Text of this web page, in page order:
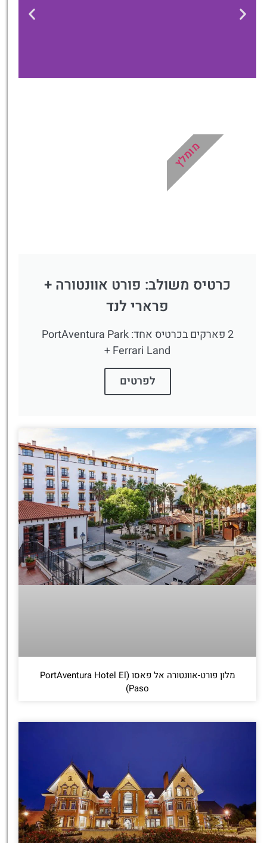
מומלץ?
לחצו
פה!
כרטיס משולב: פורט אוונטורה +
פרארי לנד
2 פארקים בכרטיס אחד: PortAventura Park
+ Ferrari Land
לפרטים
מומלץ
מלון פורט-אוונטורה אל פאסו (PortAventura Hotel El
Paso)